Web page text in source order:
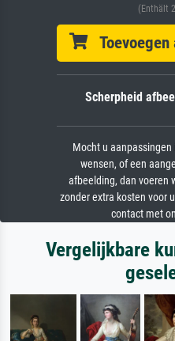
(Enthält
Toevoegen
Scherpheid
Mocht u
wensen, of een
afbeelding, dan voeren
zonder extra kosten voor
contact met
Vergelijkbare